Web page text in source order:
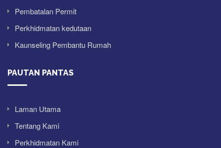
Pembatalan Permit
Perkhidmatan kedutaan
Kaunseling Pembantu Rumah
PAUTAN PANTAS
Laman Utama
Tentang Kami
Perkhidmatan Kami